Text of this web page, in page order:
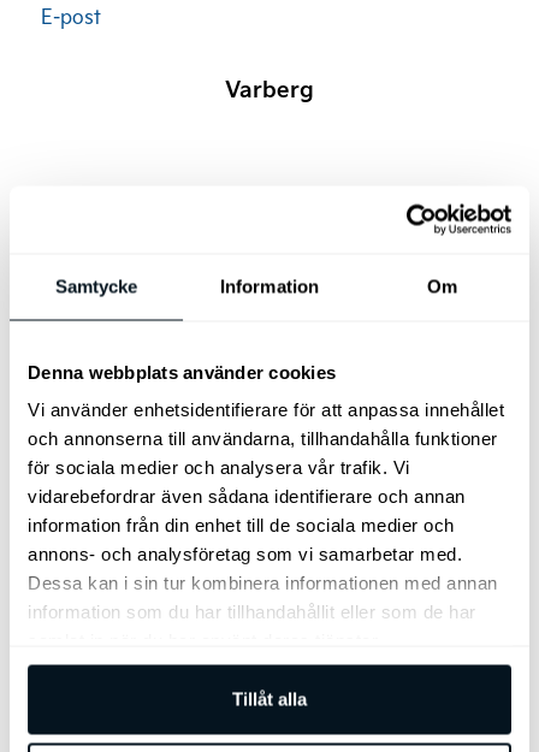
Samtycke Information Om
Denna webbplats använder cookies
Vi använder enhetsidentifierare för att anpassa innehållet
och annonserna till användarna, tillhandahålla funktioner
för sociala medier och analysera vår trafik. Vi
vidarebefordrar även sådana identifierare och annan
information från din enhet till de sociala medier och
annons- och analysföretag som vi samarbetar med.
Dessa kan i sin tur kombinera informationen med annan
information som du har tillhandahållit eller som de har
Tillåt alla
E-post
Varberg
Gabriel Waldstam
Företagsförsäljning
Tel:0340-20 37 13
E-post